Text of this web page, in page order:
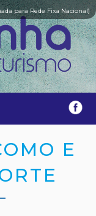
para Rede Fixa Nacional)
E